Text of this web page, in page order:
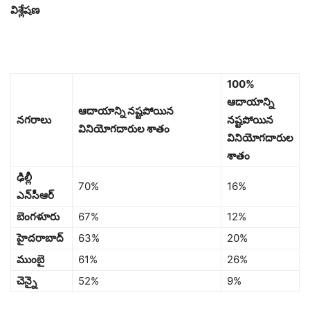
విశ్లేషణ
నగరాలు
ఆదాయాన్ని నష్టపోయిన
వినియోగదారుల శాతం
100%
ఆదాయాన్ని
నష్టపోయిన
వినియోగదారుల
శాతం
ఢిల్లీ
ఎన్‌సీఆర్
70% 16%
బెంగళూరు 67%
12%
హైదరాబాద్
63%
20%
ముంబై
61%
26%
చెన్నై
52% 9%